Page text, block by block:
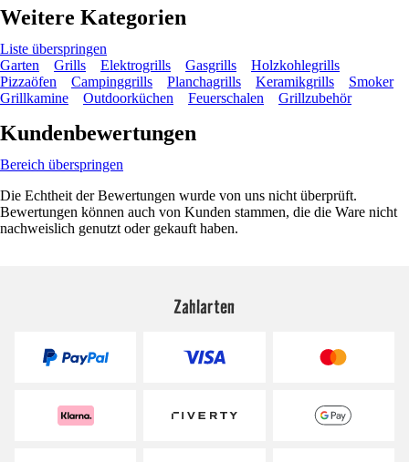
Weitere Kategorien
Liste überspringen
Garten
Grills Elektrogrills Gasgrills
Holzkohlegrills
Pizzaöfen
Campinggrills Planchagrills Keramikgrills
Smoker
Grillkamine
Outdoorküchen Feuerschalen Grillzubehör
Kundenbewertungen
Bereich überspringen
Die Echtheit der Bewertungen wurde von uns nicht überprüft.
Bewertungen können auch von Kunden stammen, die die Ware nicht
nachweislich genutzt oder gekauft haben.
Zahlarten